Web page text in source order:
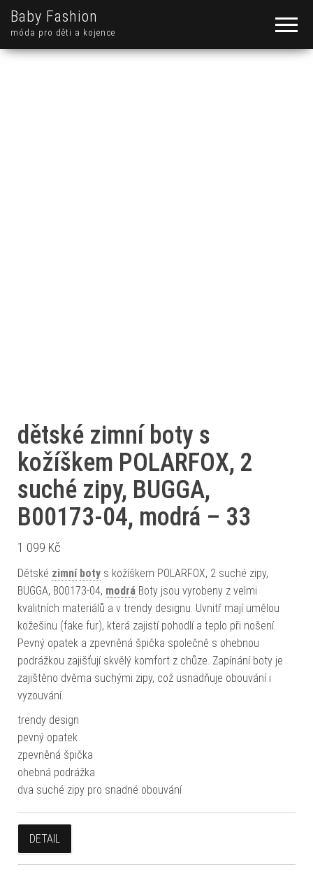
Baby Fashion
móda pro děti a kojence
dětské zimní boty s
kožíškem POLARFOX, 2
suché zipy, BUGGA,
B00173-04, modrá – 33
1 099 Kč
Dětské zimní boty s kožíškem POLARFOX, 2 suché zipy,
BUGGA, B00173-04, modrá Boty jsou vyrobeny z velmi
kvalitních materiálů a v trendy designu. Uvnitř mají umělou
kožešinu (fake fur), která zajistí pohodlí a teplo při nošení.
Pevný opatek a zpevněná špička společně s ohebnou
podrážkou zajišťují skvělý komfort z chůze. Zapínání boty je
zajištěno dvěma suchými zipy, což usnadňuje obouvání i
vyzouvání.
trendy design
pevný opatek
zpevněná špička
ohebná podrážka
dva suché zipy pro snadné obouvání
DETAIL